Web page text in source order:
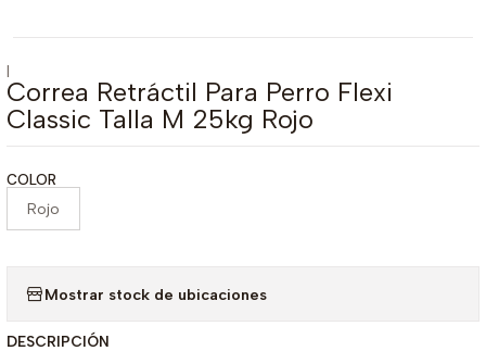
|
Correa Retráctil Para Perro Flexi
Classic Talla M 25kg Rojo
COLOR
Rojo
Mostrar stock de ubicaciones
DESCRIPCIÓN